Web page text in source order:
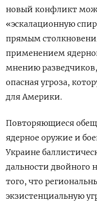
новый конфликт
«эскалационную
прямым
применением
мнению
опасная угроза,
для Америки.
Повторяющиеся
ядерное оружие и
Украине
дальности двойного
того, что
экзистенциальную